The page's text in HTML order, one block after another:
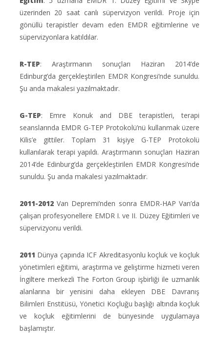
üzerinden 20 saat canlı süpervizyon verildi. Proje için
gönüllü terapistler devam eden EMDR eğitimlerine ve
süpervizyonlara katıldılar.
R-TEP: Araştırmanın sonuçları Haziran 2014’de
Edinburg’da gerçekleştirilen EMDR Kongresi’nde sunuldu.
Şu anda makalesi yazılmaktadır.
G-TEP: Emre Konuk and DBE terapistleri, terapi
seanslarında EMDR G-TEP Protokolü’nü kullanmak üzere
Kilis’e gittiler. Toplam 31 kişiye G-TEP Protokolü
kullanılarak terapi yapıldı. Araştırmanın sonuçları Haziran
2014’de Edinburg’da gerçekleştirilen EMDR Kongresi’nde
sunuldu. Şu anda makalesi yazılmaktadır.
2011-2012 Van Depremi’nden sonra EMDR-HAP Van’da
çalışan profesyonellere EMDR I. ve II. Düzey Eğitimleri ve
süpervizyonu verildi.
2011 Dünya çapında ICF Akreditasyonlu koçluk ve koçluk
yönetimleri eğitimi, araştırma ve geliştirme hizmeti veren
İngiltere merkezli The Forton Group işbirliği ile uzmanlık
alanlarına bir yenisini daha ekleyen DBE Davranış
Bilimleri Enstitüsü, Yönetici Koçluğu başlığı altında koçluk
ve koçluk eğitimlerini de bünyesinde uygulamaya
başlamıştır.